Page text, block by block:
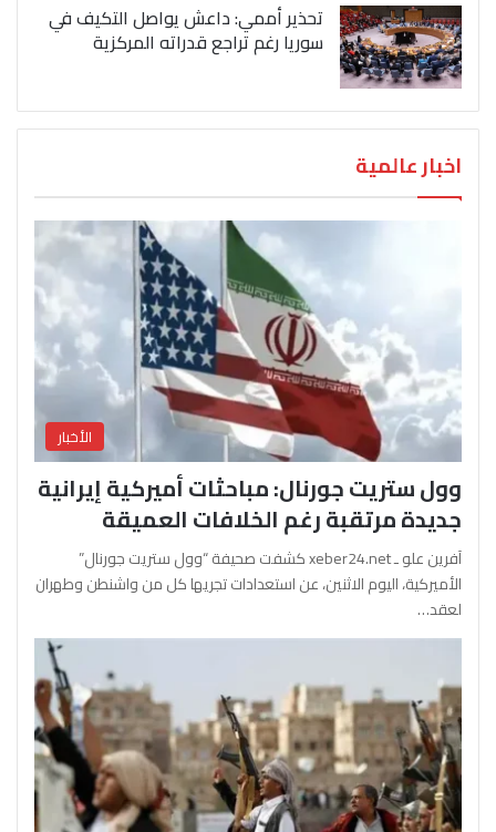
تحذير أممي: داعش يواصل التكيف في
سوريا رغم تراجع قدراته المركزية
اخبار عالمية
الأخبار
وول ستريت جورنال: مباحثات أميركية إيرانية
جديدة مرتقبة رغم الخلافات العميقة
آفرين علو ـ xeber24.net كشفت صحيفة “وول ستريت جورنال”
الأميركية، اليوم الاثنين، عن استعدادات تجريها كل من واشنطن وطهران
لعقد…